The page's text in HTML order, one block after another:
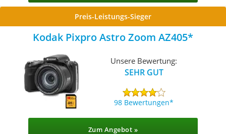
Preis-Leistungs-Sieger
Kodak Pixpro Astro Zoom AZ405
Unsere Bewertung:
SEHR GUT
98 Bewertungen
Zum Angebot »